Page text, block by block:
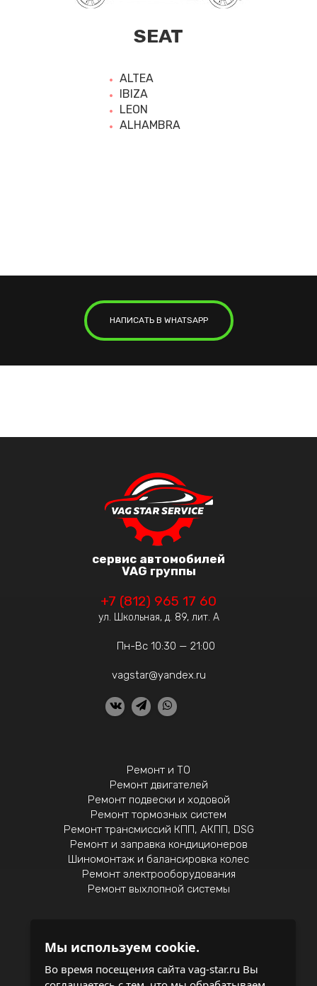
SEAT
ALTEA
IBIZA
LEON
ALHAMBRA
НАПИСАТЬ В WHATSAPP
сервис автомобилей
VAG группы
+7 (812) 965 17 60
ул. Школьная, д. 89, лит. А
Пн-Вс 10:30 — 21:00
vagstar@yandex.ru
Ремонт и ТО
Ремонт двигателей
Ремонт подвески и ходовой
Ремонт тормозных систем
Ремонт трансмиссий КПП, АКПП, DSG
Ремонт и заправка кондиционеров
Шиномонтаж и балансировка колес
Ремонт электрооборудования
Ремонт выхлопной системы
Политика конфиденциальности
Мы используем cookie.
Во время посещения сайта vag-star.ru Вы